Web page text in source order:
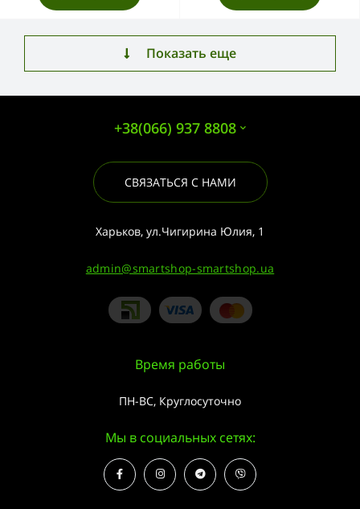
Показать еще
+38(066) 937 8808
СВЯЗАТЬСЯ С НАМИ
Харьков, ул.Чигирина Юлия, 1
admin@smartshop-smartshop.ua
Время работы
ПН-ВС, Круглосуточно
Мы в социальных сетях: